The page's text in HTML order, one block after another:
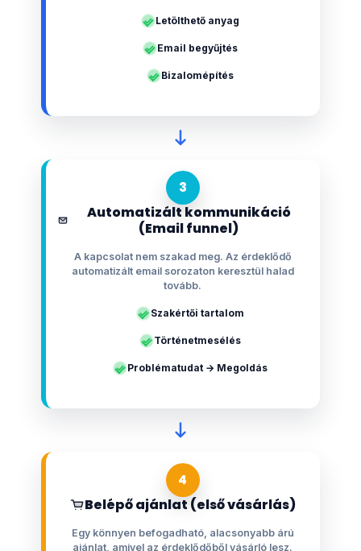
Letölthető anyag
Email begyűjtés
Bizalomépítés
3
Automatizált kommunikáció
(Email funnel)
A kapcsolat nem szakad meg. Az érdeklődő
automatizált email sorozaton keresztül halad
tovább.
Szakértői tartalom
Történetmesélés
Problématudat → Megoldás
4
Belépő ajánlat (első vásárlás)
Egy könnyen befogadható, alacsonyabb árú
ajánlat, amivel az érdeklődőből vásárló lesz.